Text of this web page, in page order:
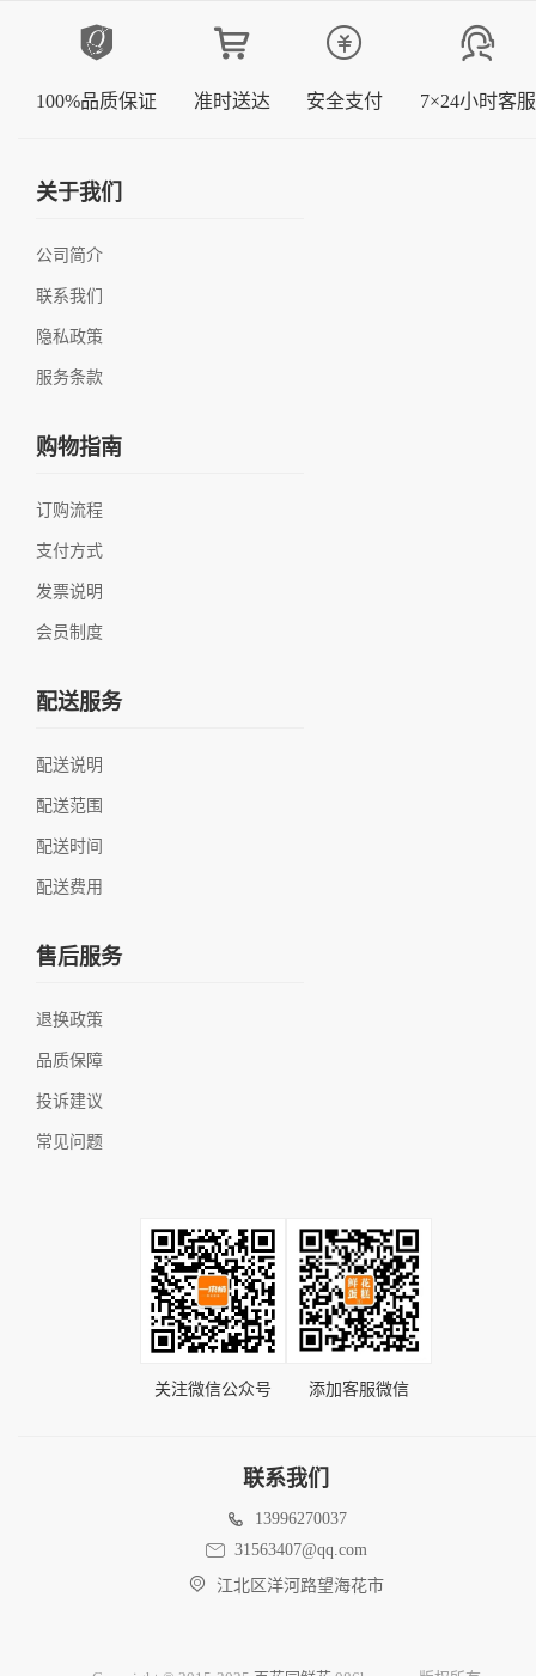
100%品质保证 准时送达 安全支付 7×24小时客服
关于我们
公司简介
联系我们
隐私政策
服务条款
购物指南
订购流程
支付方式
发票说明
会员制度
配送服务
配送说明
配送范围
配送时间
配送费用
售后服务
退换政策
品质保障
投诉建议
常见问题
关注微信公众号 添加客服微信
联系我们
13996270037
31563407@qq.com
江北区洋河路望海花市